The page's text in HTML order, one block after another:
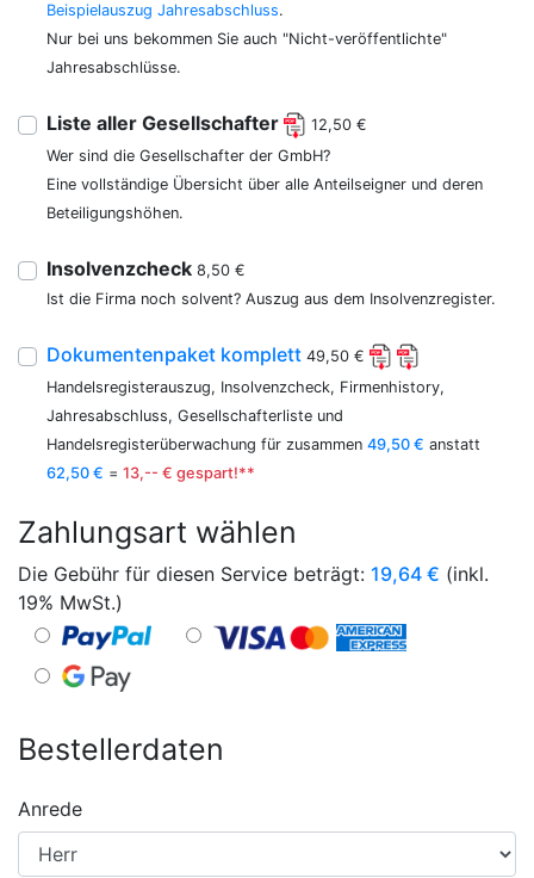
Beispielauszug Jahresabschluss.
Nur bei uns bekommen Sie auch "Nicht-veröffentlichte"
Jahresabschlüsse.
Liste aller Gesellschafter
12,50 €
Wer sind die Gesellschafter der GmbH?
Eine vollständige Übersicht über alle Anteilseigner und deren
Beteiligungshöhen.
Insolvenzcheck 8,50 €
Ist die Firma noch solvent? Auszug aus dem Insolvenzregister.
Dokumentenpaket komplett 49,50 €
Handelsregisterauszug, Insolvenzcheck, Firmenhistory,
Jahresabschluss, Gesellschafterliste und
Handelsregisterüberwachung für zusammen 49,50 € anstatt
62,50 € = 13,-- € gespart!**
Zahlungsart wählen
Die Gebühr für diesen Service beträgt: 19,64 € (inkl.
19% MwSt.)
Bestellerdaten
Anrede